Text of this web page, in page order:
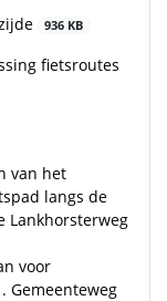
936 KB
fietsroutes
van het
langs de
Lankhorsterweg
voor
Gemeenteweg